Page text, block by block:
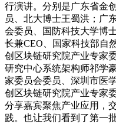
行演讲。分别是广东省金
员、北大博士王蜀洪；广
会委员、国防科技大学博
长兼CEO、国家科技部自
创区块链研究院产业专家
研究中心系统架构师祁学
家委员会委员、深圳市医
创区块链研究院产业专家
分享嘉宾聚焦产业应用，
践。也让我们看到了第一